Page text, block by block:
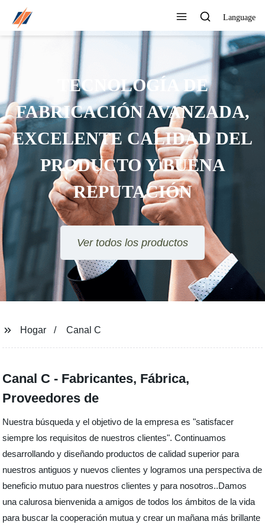
Language
TECNOLOGÍA DE
FABRICACIÓN AVANZADA,
EXCELENTE CALIDAD DEL
PRODUCTO Y BUENA
REPUTACIÓN
Ver todos los productos
Hogar Canal C
Canal C - Fabricantes, Fábrica,
Proveedores de
Nuestra búsqueda y el objetivo de la empresa es "satisfacer
siempre los requisitos de nuestros clientes". Continuamos
desarrollando y diseñando productos de calidad superior para
nuestros antiguos y nuevos clientes y logramos una perspectiva de
beneficio mutuo para nuestros clientes y para nosotros..Damos
una calurosa bienvenida a amigos de todos los ámbitos de la vida
para buscar la cooperación mutua y crear un mañana más brillante